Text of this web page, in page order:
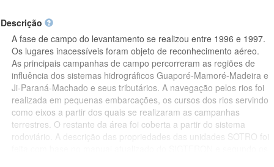
Descrição
A fase de campo do levantamento se realizou entre 1996 e 1997.
Os lugares inacessíveis foram objeto de reconhecimento aéreo.
As principais campanhas de campo percorreram as regiões de
influência dos sistemas hidrográficos Guaporé-Mamoré-Madeira e
Ji-Paraná-Machado e seus tributários. A navegação pelos rios foi
realizada em pequenas embarcações, os cursos dos rios servindo
como eixos a partir dos quais se realizaram as campanhas
terrestres. O restante da área foi coberta a partir do sistema
rodoviário. A descrição das propriedades das unidades SOTRO foi